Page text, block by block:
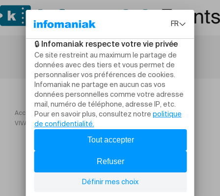
Accueil
Conférences
VIVA FUTURA | Fatigué·e du backlash ?